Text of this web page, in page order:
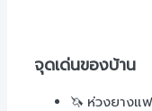
จุดเด่นของบ้าน
🦄 ห่วงยางแ